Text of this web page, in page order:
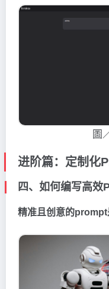
圖
进阶篇：定制化
四、如何编写高
精准且创意的prompt